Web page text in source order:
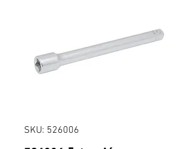
SKU: 526006